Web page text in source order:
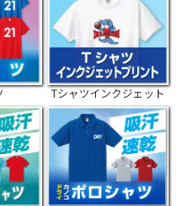
Tシャツインクジェット